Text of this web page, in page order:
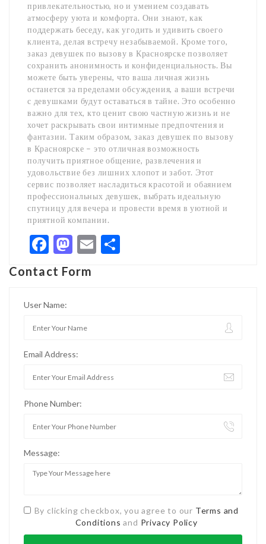
привлекательностью, но и умением создавать
атмосферу уюта и комфорта. Они знают, как
поддержать беседу, как угодить и удивить своего
клиента, делая встречу незабываемой. Кроме того,
заказ девушек по вызову в Красноярске позволяет
сохранить анонимность и конфиденциальность. Вы
можете быть уверены, что ваша личная жизнь
останется за пределами обсуждения, а ваши встречи
с девушками будут оставаться в тайне. Это особенно
важно для тех, кто ценит свою частную жизнь и не
хочет раскрывать свои интимные предпочтения и
фантазии. Таким образом, заказ девушек по вызову
в Красноярске – это отличная возможность
получить приятное общение, развлечения и
удовольствие без лишних хлопот и забот. Этот
сервис позволяет насладиться красотой и обаянием
профессиональных девушек, выбрать идеальную
спутницу для вечера и провести время в уютной и
приятной компании.
Facebook
Mastodon
Email
Contact Form
User Name:
Email Address:
Phone Number:
Message:
By clicking checkbox, you agree to our Terms and
Conditions and Privacy Policy